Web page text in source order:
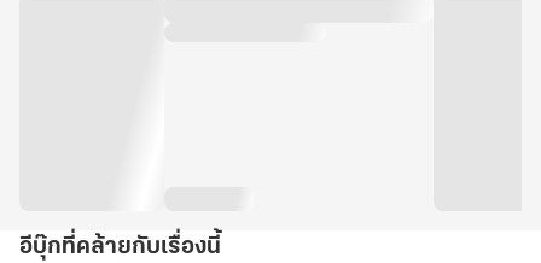
อีบุ๊กที่คล้ายกับเรื่องนี้